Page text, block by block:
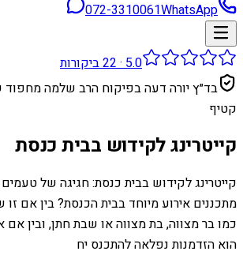
072-3310061WhatsApp
5.0
·
22ביקורות
בד״ץ יורה דעה בפיקוח הרב שלמה מחפוד
קטיף
קייטרינג לקידוש בבית כנסת
קייטרינג לקידוש בבית כנסת: חגיגה של
מתכננים אירוע מיוחד בבית הכנסת? בין אם
כמו בר מצווה, בת מצווה או שבת חתן, ובין אם
הוא הזדמנות נפלאה להתכנס יח